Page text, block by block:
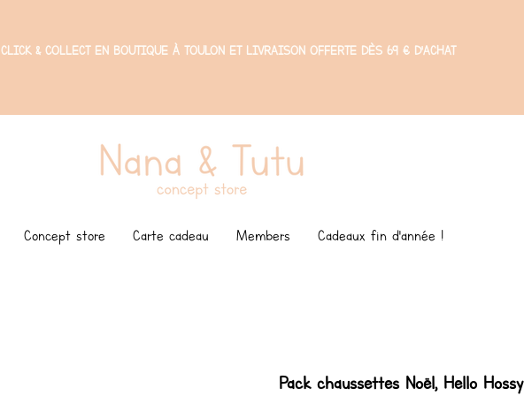
CLICK & COLLECT EN BOUTIQUE À TOULON ET LIVRAISON OFFERTE DÈS 69 € D'ACHAT
Concept store Carte cadeau Members Cadeaux fin d'année !
Pack chaussettes Noël, Hello Hossy